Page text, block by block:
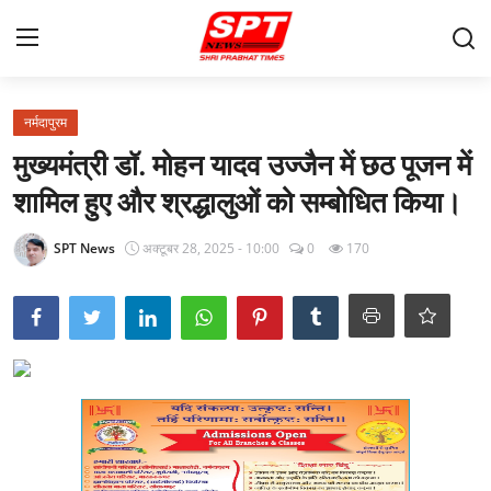
लॉग इन करें
मुखपृष्ठ
Contact
क्षेत्रीय
Gallery
नर्मदापुरम
मुख्यमंत्री डॉ. मोहन यादव उज्जैन में छठ पूजन में
शामिल हुए और श्रद्धालुओं को सम्बोधित किया।
SPT News अक्टूबर 28, 2025 - 10:00 0 170